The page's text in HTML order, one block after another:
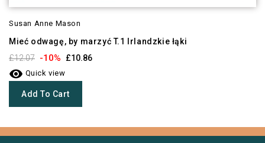
Susan Anne Mason
Mieć odwagę, by marzyć T.1 Irlandzkie łąki
£12.07 -10% £10.86
 Quick view
Add To Cart